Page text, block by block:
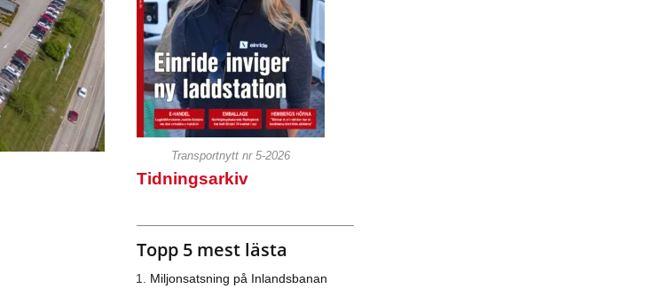
Transportnytt nr 5-2026
Tidningsarkiv
Topp 5 mest lästa
Miljonsatsning på Inlandsbanan